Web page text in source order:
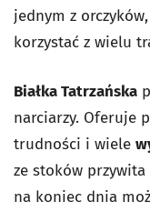
jednym z
korzystać z wielu
Białka Tatrzańska
narciarzy. Oferuje
trudności i wiele
ze stoków
na koniec dnia